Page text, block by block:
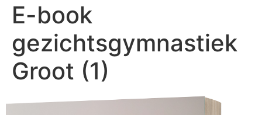
E-book
gezichtsgymnastiek
Groot (1)